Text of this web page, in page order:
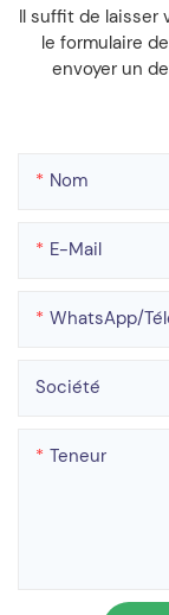
Il suffit de laisser
le formulaire
envoyer un
Nom
E-Mail
WhatsApp/
Société
Teneur